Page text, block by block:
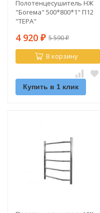
Полотенцесушитель НЖ
"Богема" 500*800*1" П12
"ТЕРА"
4 920 ₽ 5 590₽
В корзину
Купить в 1 клик